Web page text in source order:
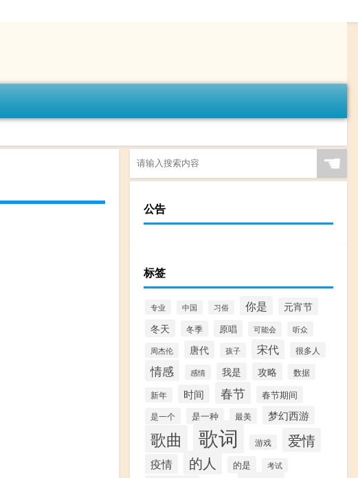
☚
公告
标签
专业 中国 习俗 你是
元宵节
冬天
冬季 原唱 可能会
听众
周杰伦
唐代 孩子 宋代 很多人
情感 感情 我是 攻略 数据
新年 时间 春节 春节期间
是一个 是一种 最美 梦幻西游
歌曲 歌词 游戏 爱情
疫情 的人 的是 考试